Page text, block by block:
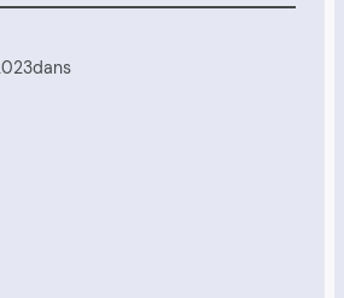
dans